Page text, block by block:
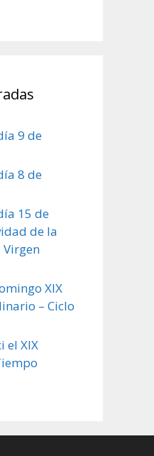
9 de
8 de
15 de
de la
Virgen
XIX
– Ciclo
el XIX